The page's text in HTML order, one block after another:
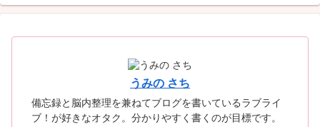
うみの さち
備忘録と脳内整理を兼ねてブログを書いているラブライ
ブ！が好きなオタク。分かりやすく書くのが目標です。